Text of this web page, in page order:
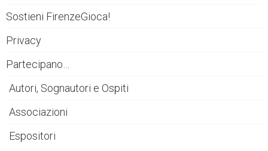
Sostieni FirenzeGioca!
Privacy
Partecipano…
Autori, Sognautori e Ospiti
Associazioni
Espositori